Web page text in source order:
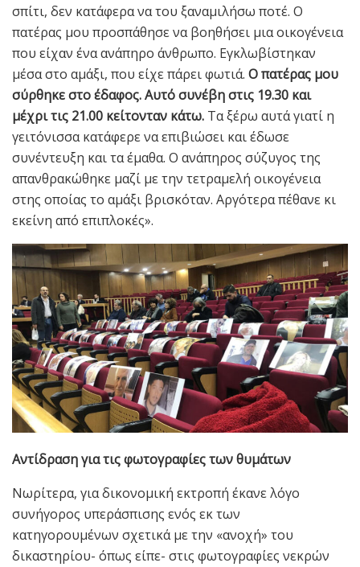
σπίτι, δεν κατάφερα να του ξαναμιλήσω ποτέ. Ο
πατέρας μου προσπάθησε να βοηθήσει μια οικογένεια
που είχαν ένα ανάπηρο άνθρωπο. Εγκλωβίστηκαν
μέσα στο αμάξι, που είχε πάρει φωτιά. Ο πατέρας μου
σύρθηκε στο έδαφος. Αυτό συνέβη στις 19.30 και
μέχρι τις 21.00 κείτονταν κάτω. Τα ξέρω αυτά γιατί η
γειτόνισσα κατάφερε να επιβιώσει και έδωσε
συνέντευξη και τα έμαθα. Ο ανάπηρος σύζυγος της
απανθρακώθηκε μαζί με την τετραμελή οικογένεια
στης οποίας το αμάξι βρισκόταν. Αργότερα πέθανε κι
εκείνη από επιπλοκές».
Αντίδραση για τις φωτογραφίες των θυμάτων
Νωρίτερα, για δικονομική εκτροπή έκανε λόγο
συνήγορος υπεράσπισης ενός εκ των
κατηγορουμένων σχετικά με την «ανοχή» του
δικαστηρίου- όπως είπε- στις φωτογραφίες νεκρών